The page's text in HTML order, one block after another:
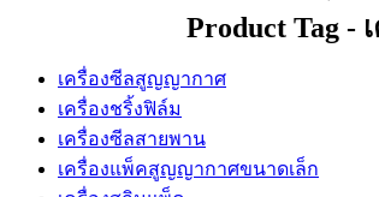
Product Tag -
เครื่องซีลสูญญากาศ
เครื่องชริ้งฟิล์ม
เครื่องซีลสายพาน
เครื่องแพ็คสูญญากาศขนาดเล็ก